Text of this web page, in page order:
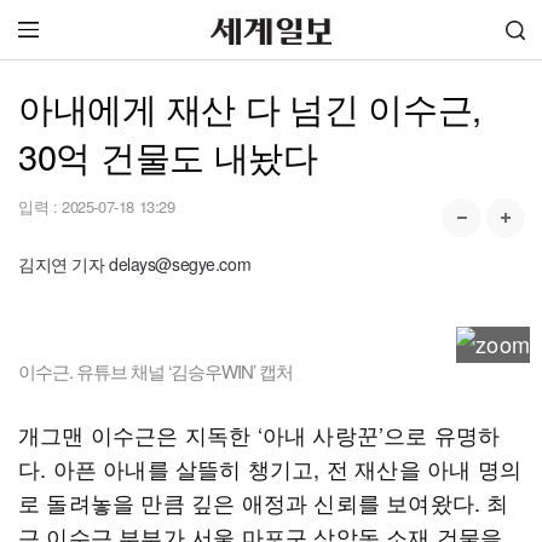
아내에게 재산 다 넘긴 이수근,
30억 건물도 내놨다
입력 : 2025-07-18 13:29
김지연 기자 delays@segye.com
이수근. 유튜브 채널 ‘김승우WIN’ 캡처
개그맨 이수근은 지독한 ‘아내 사랑꾼’으로 유명하
다. 아픈 아내를 살뜰히 챙기고, 전 재산을 아내 명의
로 돌려놓을 만큼 깊은 애정과 신뢰를 보여왔다. 최